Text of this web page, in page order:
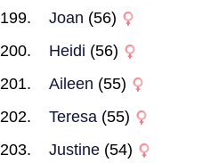
Joan (56)
Heidi (56)
Aileen (55)
Teresa (55)
Justine (54)